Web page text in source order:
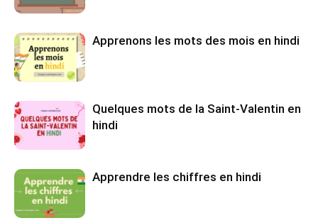
Apprenons les mots des mois en hindi
Quelques mots de la Saint-Valentin en
hindi
Apprendre les chiffres en hindi